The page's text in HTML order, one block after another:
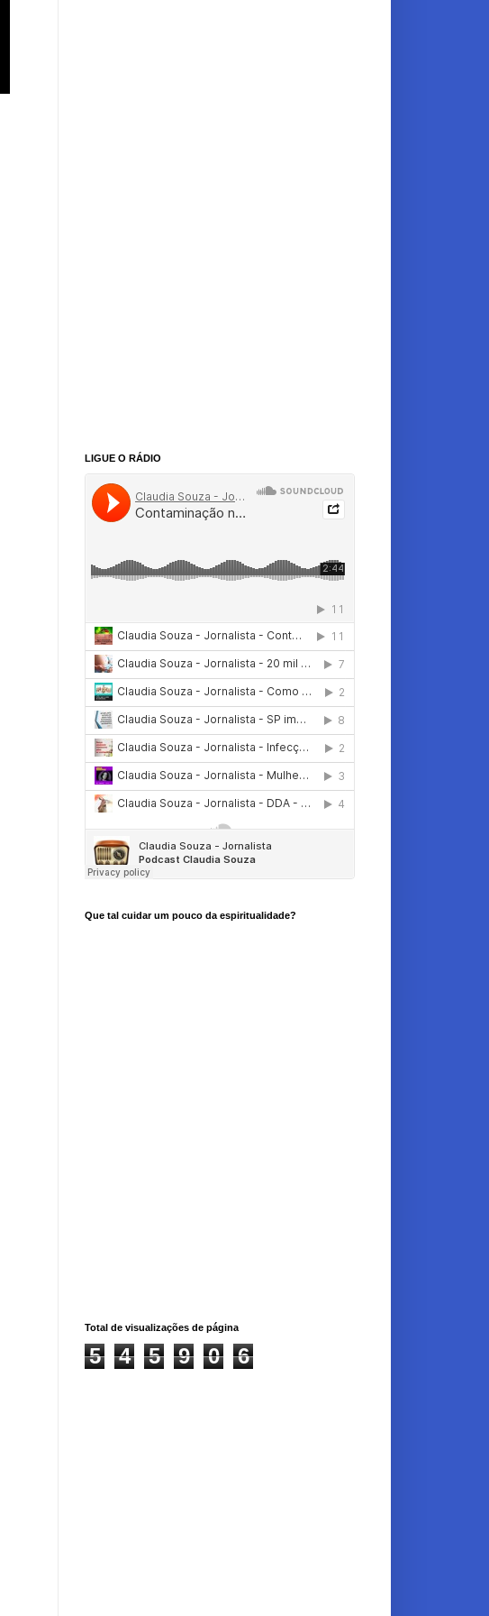
LIGUE O RÁDIO
Que tal cuidar um pouco da espiritualidade?
Total de visualizações de página
5 4 5 9 0 6